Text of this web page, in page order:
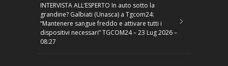
INTERVISTA ALL’ESPERTO In auto sotto la
grandine? Galbiati (Unasca) a Tgcom24:
“Mantenere sangue freddo e attivare tutti i
dispositivi necessari” TGCOM24 – 23 Lug 2026 –
08:27